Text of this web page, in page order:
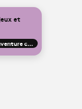
et
commence !